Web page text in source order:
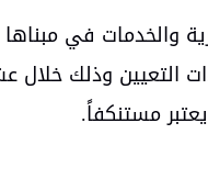
والخدمات في
التعيين وذلك خلال